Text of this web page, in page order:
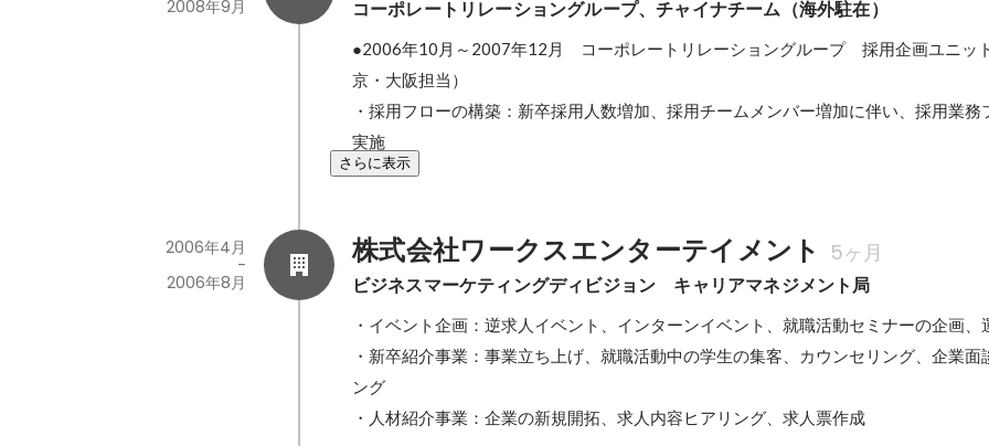
コーポレートリレーショングループ、チャイナチーム（海外駐在）
2008年9月
●2006年10月～2007年12月　コーポレートリレーショングループ　採用企画ユニッ
京・大阪担当）
・採用フローの構築：新卒採用人数増加、採用チームメンバー増加に伴い、採用業務
実施
さらに表示
株式会社ワークスエンターテイメント 5ヶ月
ビジネスマーケティングディビジョン　キャリアマネジメント局
2006年4月
-
2006年8月
・イベント企画：逆求人イベント、インターンイベント、就職活動セミナーの企画、
・新卒紹介事業：事業立ち上げ、就職活動中の学生の集客、カウンセリング、企業面
ング
・人材紹介事業：企業の新規開拓、求人内容ヒアリング、求人票作成